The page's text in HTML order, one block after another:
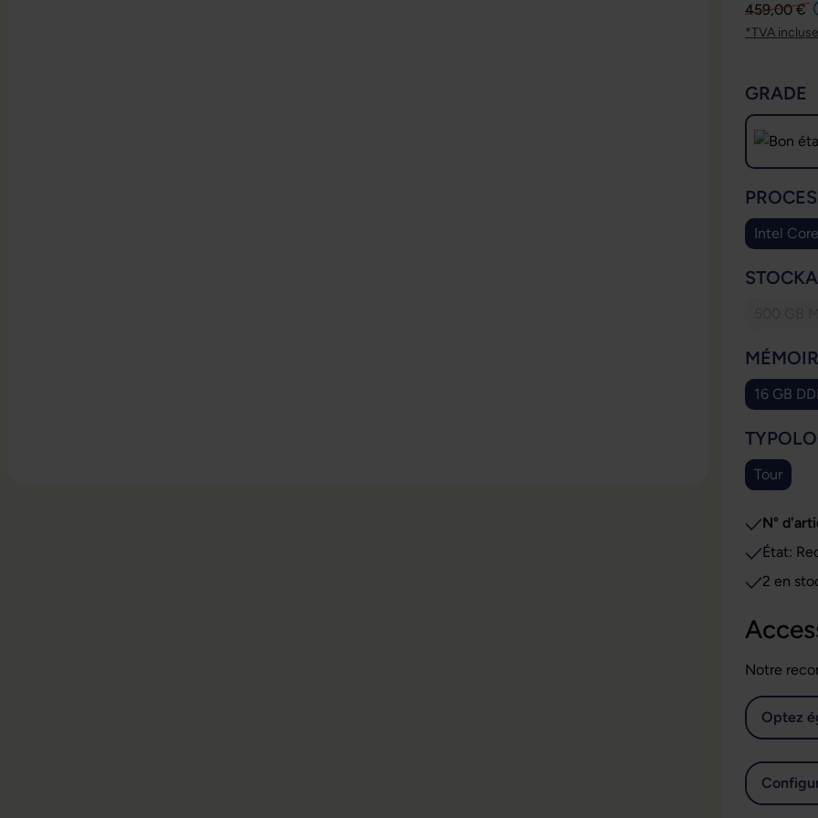
459,00 €
*TVA incluse
GRADE
Intel
16 GB
Tour
N°
État:
2 en
Notre
Optez